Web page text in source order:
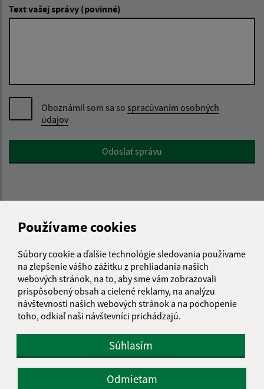
Používame cookies
Súbory cookie a ďalšie technológie sledovania používame
na zlepšenie vášho zážitku z prehliadania našich
webových stránok, na to, aby sme vám zobrazovali
prispôsobený obsah a cielené reklamy, na analýzu
návštevnosti našich webových stránok a na pochopenie
toho, odkiaľ naši návštevníci prichádzajú.
Súhlasím
Odmietam
Text vašej správy (povinné)
Oboznámil som sa so spracúvaním osobných
údajov
Google reCaptcha ResponseOdoslať správu
Deň
Pondelok:
07:30 - 15:00
Utorok:
07:30 - 15:00
Streda:
07:00 - 16:00
Štvrtok:
07:30 - 15:00
Piatok:
07:00 - 13:00
Kontakt:
Obecný úrad Kolonica
Kolonica 118
067 61 Kolonica